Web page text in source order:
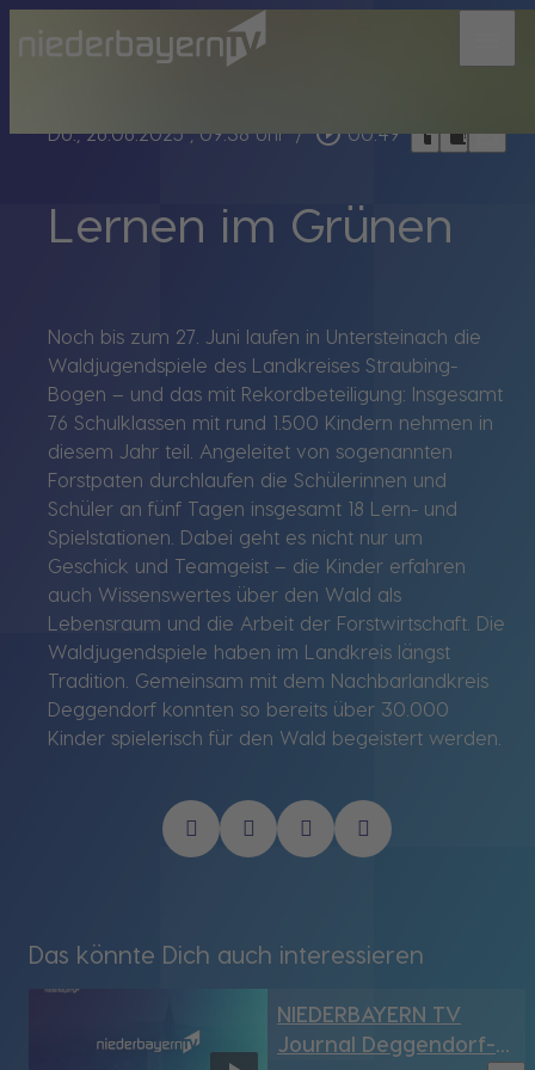
Do., 26.06.2025, 09:38 Uhr / play_circle_outline 00:49 headphoneschrome_reader_modebookmark_border
Lernen im Grünen
Noch bis zum 27. Juni laufen in Untersteinach die
Waldjugendspiele des Landkreises Straubing-
Bogen – und das mit Rekordbeteiligung: Insgesamt
76 Schulklassen mit rund 1.500 Kindern nehmen in
diesem Jahr teil. Angeleitet von sogenannten
Forstpaten durchlaufen die Schülerinnen und
Schüler an fünf Tagen insgesamt 18 Lern- und
Spielstationen. Dabei geht es nicht nur um
Geschick und Teamgeist – die Kinder erfahren
auch Wissenswertes über den Wald als
Lebensraum und die Arbeit der Forstwirtschaft. Die
Waldjugendspiele haben im Landkreis längst
Tradition. Gemeinsam mit dem Nachbarlandkreis
Deggendorf konnten so bereits über 30.000
Kinder spielerisch für den Wald begeistert werden.
Das könnte Dich auch interessieren
NIEDERBAYERN TV
Journal Deggendorf-